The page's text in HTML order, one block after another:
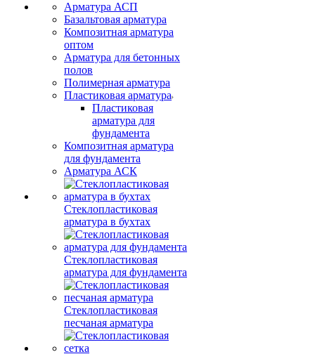
Арматура АСП
Базальтовая арматура
Композитная арматура
оптом
Арматура для бетонных
полов
Полимерная арматура
Пластиковая арматура
Пластиковая
арматура для
фундамента
Композитная арматура
для фундамента
Арматура АСК
Стеклопластиковая
арматура в бухтах
Стеклопластиковая
арматура для фундамента
Стеклопластиковая
песчаная арматура